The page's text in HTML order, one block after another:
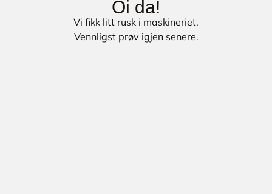
Oi da!
Vi fikk litt rusk i maskineriet.
Vennligst prøv igjen senere.